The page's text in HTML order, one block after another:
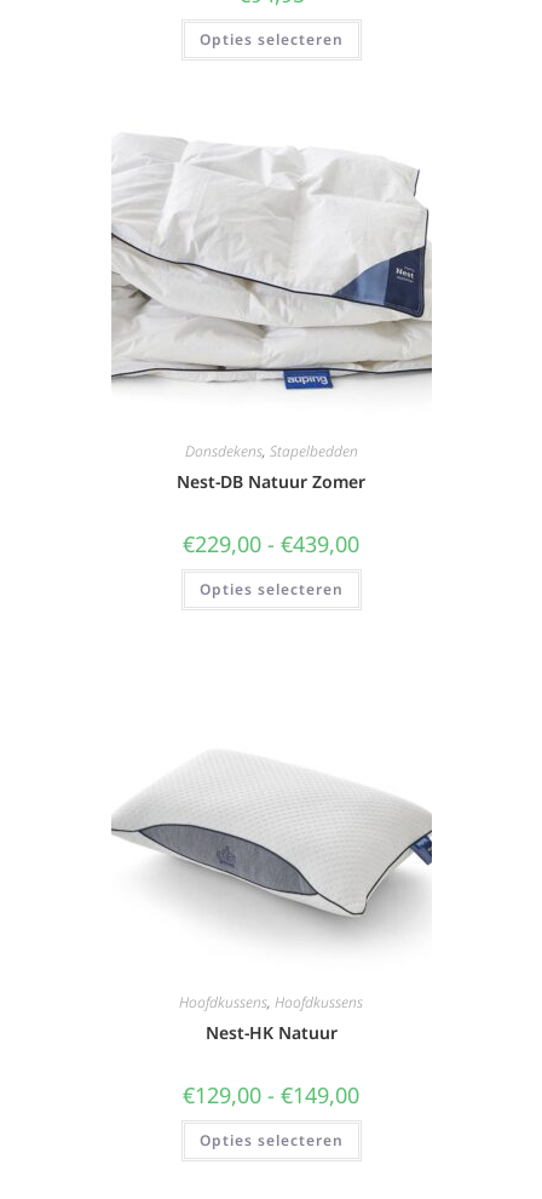
Opties selecteren
Donsdekens, Stapelbedden
Nest-DB Natuur Zomer
€229,00 - €439,00
Opties selecteren
Hoofdkussens, Hoofdkussens
Nest-HK Natuur
€129,00 - €149,00
Opties selecteren